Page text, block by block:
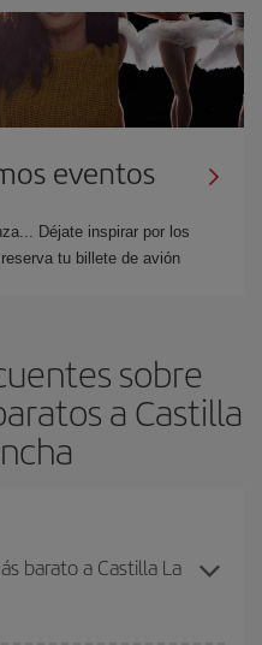
eventos
Déjate inspirar por los
tu billete de avión
sobre
a Castilla
barato a Castilla La